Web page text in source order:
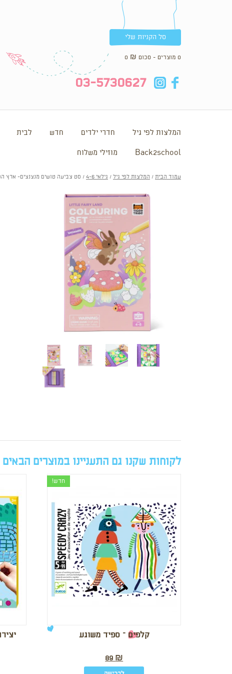
סל הקניות שלי
0 מוצרים - סכום 0 ₪
fb
in
03-5730627
המלצות לפי גיל חדרי ילדים חדש לבית
Back2school מוזילי משלוח
עמוד הבית / המלצות לפי גיל / גילאי 4-6 / סט צביעה טושים מנצנצים- ארץ
לקוחות שקנו גם התעניינו במוצרים הבאים
חדש!
קלפים – ספיד משוגע
89 ₪